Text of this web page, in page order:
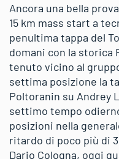
Ancora una bella
15 km mass start a
penultima tappa del
domani con la storica
tenuto vicino al
settima posizione la
Poltoranin su Andrey
settimo tempo
posizioni nella
ritardo di poco più di
Dario Cologna, oggi